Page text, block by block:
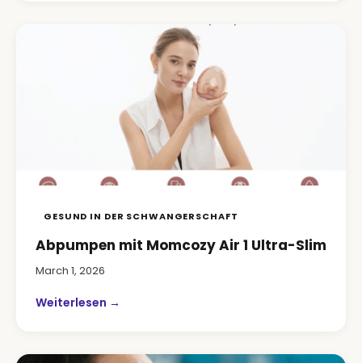
GESUND IN DER SCHWANGERSCHAFT
Abpumpen mit Momcozy Air 1 Ultra-Slim
March 1, 2026
Weiterlesen →